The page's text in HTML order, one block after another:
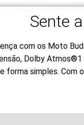
Sente
com os Moto
Dolby
forma simples. Com